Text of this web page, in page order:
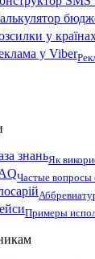
у
у Viber
знаньЯк
Частые вопросы
Примеры